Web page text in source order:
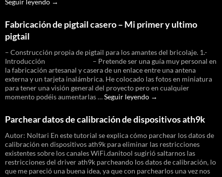
Seguir leyendo
APPIP01P2P
→
Fabricación de pigtail casero – Mi primer y ultimo
pigtail
– Construcción propia de pigtail para los amantes del bricolaje. 1.-
Introducción – Pretende ser una guía muy personal en
la fabricación artesanal y casera de un enlace entre una antena
externa y un tarjeta inalámbrica. He colocado las fotos en miniatura
para tener una visión general del proyecto pero en cualquier
momento podéis aumentarlas …Seguir leyendo Fabricación
casero
Mi
primer
y
ultimo
→
Parchear datos de calibración de dispositivos ath9k
Autor: Noltari En este tutorial se explica cómo parchear los datos de
calibración en dispositivos ath9k para eliminar las restricciones
existentes sobre los canales WiFi.danitool sugirió saltarnos las
restricciones del driver ath9k parcheando los datos de calibración, lo
que me pareció una buena idea, ya que con parchearlos una vez nos